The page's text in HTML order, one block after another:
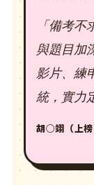
「備考
與題目加
影片、練
統，實力
胡○翊（上榜